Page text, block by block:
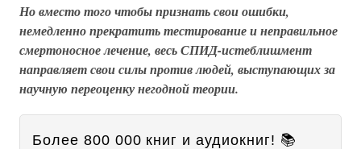
Но вместо того чтобы признать свои ошибки,
немедленно прекратить тестирование и неправильное
смертоносное лечение, весь СПИД-истеблишмент
направляет свои силы против людей, выступающих за
научную переоценку негодной теории.
Более 800 000 книг и аудиокниг! 📚